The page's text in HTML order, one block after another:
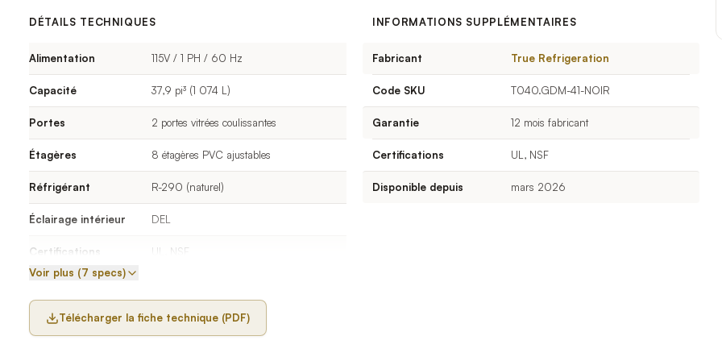
DÉTAILS TECHNIQUES
Alimentation 115V / 1 PH / 60 Hz
Capacité 37,9 pi³ (1 074 L)
Portes 2 portes vitrées coulissantes
Étagères 8 étagères PVC ajustables
Réfrigérant R-290 (naturel)
Éclairage intérieur DEL
Certifications
UL, NSF
Voir plus (7 specs)
INFORMATIONS SUPPLÉMENTAIRES
Fabricant True Refrigeration
Code SKU T040.GDM-41-NOIR
Garantie 12 mois fabricant
Certifications UL, NSF
Disponible depuis mars 2026
Télécharger la fiche technique (PDF)